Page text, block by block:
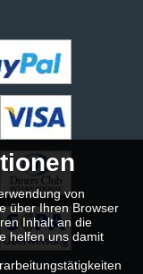
von
über Ihren Browser
Inhalt an die
helfen uns damit